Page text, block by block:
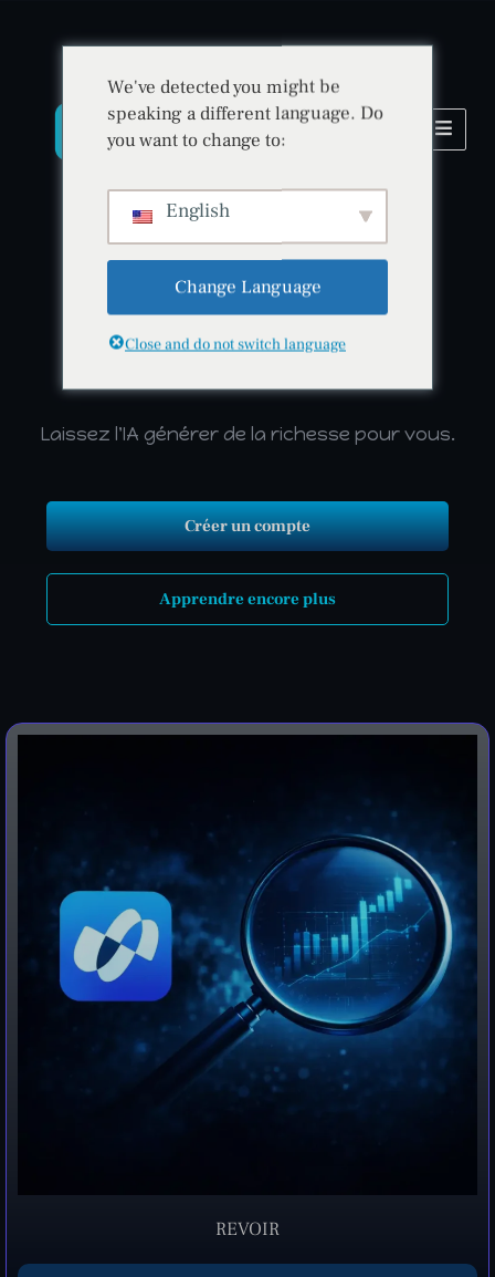
Intelligence artificielle • Sécurité • Innovation
BitradeX
Laissez l'IA générer de la richesse pour vous.
Créer un compte
Apprendre encore plus
REVOIR
We've detected you might be
speaking a different language. Do
you want to change to:
English
Change Language
Close and do not switch language